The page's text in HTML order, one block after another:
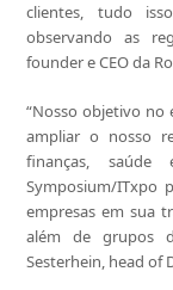
clientes, tudo
observando as
founder e CEO da
“Nosso objetivo no
ampliar o nosso
finanças,
Symposium/ITxpo
empresas em sua
além de grupos
Sesterhein, head of